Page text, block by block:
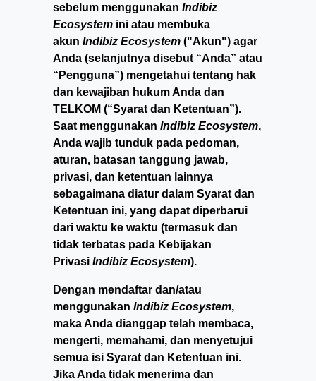
sebelum menggunakan Indibiz
Ecosystem ini atau membuka
akun Indibiz Ecosystem ("Akun") agar
Anda (selanjutnya disebut “Anda” atau
“Pengguna”) mengetahui tentang hak
dan kewajiban hukum Anda dan
TELKOM (“Syarat dan Ketentuan”).
Saat menggunakan Indibiz Ecosystem,
Anda wajib tunduk pada pedoman,
aturan, batasan tanggung jawab,
privasi, dan ketentuan lainnya
sebagaimana diatur dalam Syarat dan
Ketentuan ini, yang dapat diperbarui
dari waktu ke waktu (termasuk dan
tidak terbatas pada Kebijakan
Privasi Indibiz Ecosystem).
Dengan mendaftar dan/atau
menggunakan Indibiz Ecosystem,
maka Anda dianggap telah membaca,
mengerti, memahami, dan menyetujui
semua isi Syarat dan Ketentuan ini.
Jika Anda tidak menerima dan